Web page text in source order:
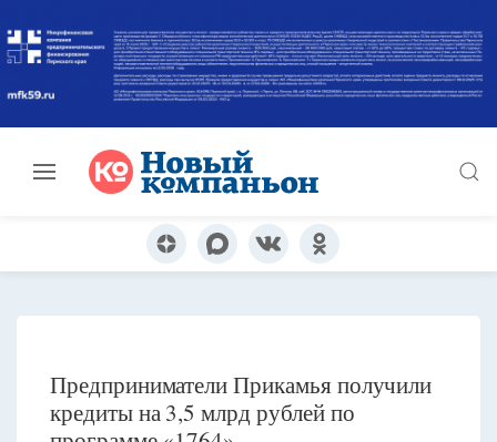
Предприниматели Прикамья получили
кредиты на 3,5 млрд рублей по